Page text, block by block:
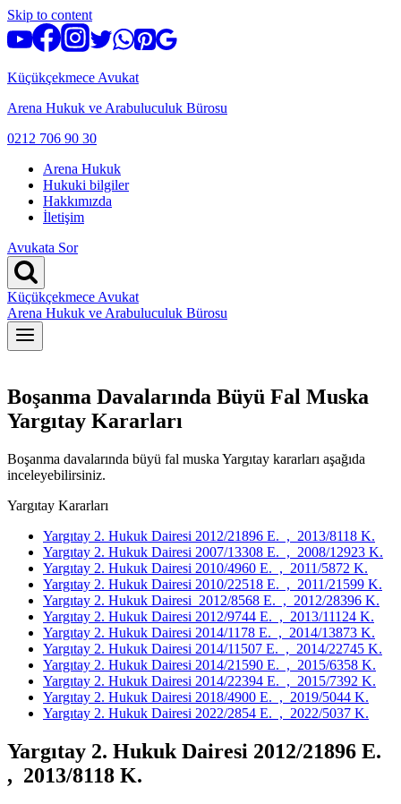
Skip to content
Küçükçekmece Avukat
Arena Hukuk ve Arabuluculuk Bürosu
0212 706 90 30
Arena Hukuk
Hukuki bilgiler
Hakkımızda
İletişim
Avukata Sor
Küçükçekmece Avukat
Arena Hukuk ve Arabuluculuk Bürosu
Boşanma Davalarında Büyü Fal Muska
Yargıtay Kararları
Boşanma davalarında büyü fal muska Yargıtay kararları aşağıda
inceleyebilirsiniz.
Yargıtay Kararları
Yargıtay 2. Hukuk Dairesi 2012/21896 E. , 2013/8118 K.
Yargıtay 2. Hukuk Dairesi 2007/13308 E. , 2008/12923 K.
Yargıtay 2. Hukuk Dairesi 2010/4960 E. , 2011/5872 K.
Yargıtay 2. Hukuk Dairesi 2010/22518 E. , 2011/21599 K.
Yargıtay 2. Hukuk Dairesi 2012/8568 E. , 2012/28396 K.
Yargıtay 2. Hukuk Dairesi 2012/9744 E. , 2013/11124 K.
Yargıtay 2. Hukuk Dairesi 2014/1178 E. , 2014/13873 K.
Yargıtay 2. Hukuk Dairesi 2014/11507 E. , 2014/22745 K.
Yargıtay 2. Hukuk Dairesi 2014/21590 E. , 2015/6358 K.
Yargıtay 2. Hukuk Dairesi 2014/22394 E. , 2015/7392 K.
Yargıtay 2. Hukuk Dairesi 2018/4900 E. , 2019/5044 K.
Yargıtay 2. Hukuk Dairesi 2022/2854 E. , 2022/5037 K.
Yargıtay 2. Hukuk Dairesi 2012/21896 E.
, 2013/8118 K.